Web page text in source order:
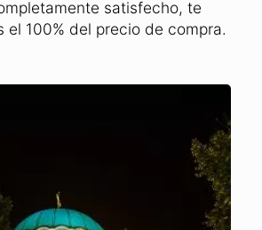
satisfecho, te
el 100% del precio de compra.